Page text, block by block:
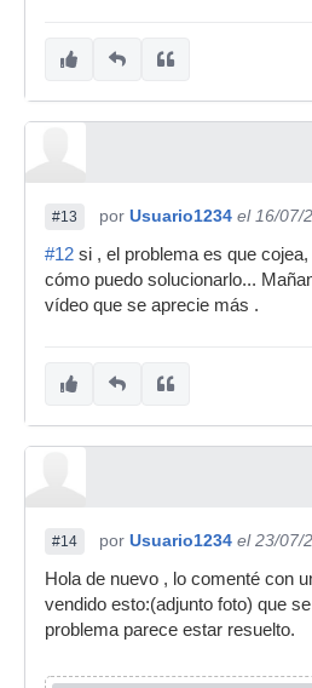
#13 por Usuario1234 el 16/07/
#12 si , el problema es que
cómo puedo solucionarlo...
vídeo que se aprecie más .
#14 por Usuario1234 el 23/07/
Hola de nuevo , lo comenté con
vendido esto:(adjunto foto) que
problema parece estar resuelto.